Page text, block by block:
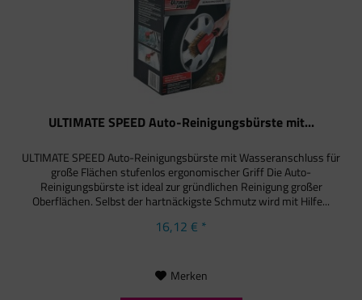
ULTIMATE SPEED Auto-Reinigungsbürste mit...
ULTIMATE SPEED Auto-Reinigungsbürste mit Wasseranschluss für
große Flächen stufenlos ergonomischer Griff Die Auto-
Reinigungsbürste ist ideal zur gründlichen Reinigung großer
Oberflächen. Selbst der hartnäckigste Schmutz wird mit Hilfe...
16,12 € *
Merken